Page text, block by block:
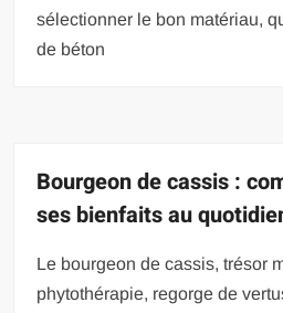
sélectionner le bon matériau,
de béton
Bourgeon de cassis :
ses bienfaits au
Le bourgeon de cassis, trésor
phytothérapie, regorge de